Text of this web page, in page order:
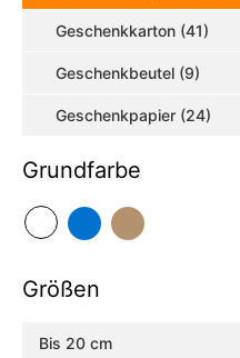
Geschenkkarton (41)
Geschenkbeutel (9)
Geschenkpapier (24)
Grundfarbe
Größen
Bis 20 cm